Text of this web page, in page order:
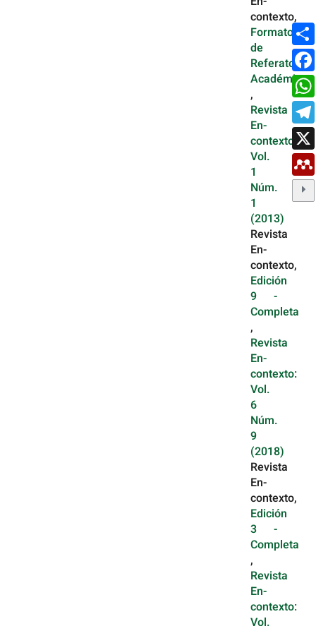
contexto,
Formato
de
Referato
Académico
,
Revista
En-
contexto:
Vol.
1
Núm.
1
(2013)
Revista
En-
contexto,
Edición
9 -
Completa
,
Revista
En-
contexto:
Vol.
6
Núm.
9
(2018)
Revista
En-
contexto,
Edición
3 -
Completa
,
Revista
En-
contexto:
Vol.